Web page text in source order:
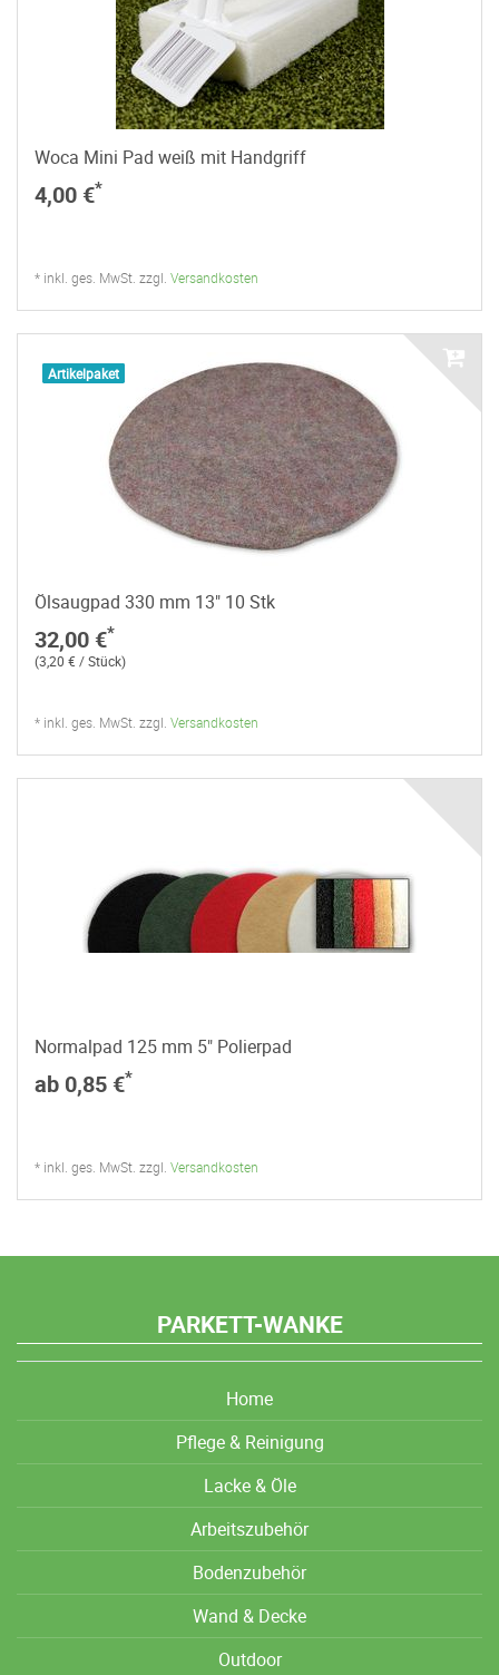
Woca Mini Pad weiß mit Handgriff
4,00 €*
* inkl. ges. MwSt. zzgl. Versandkosten
Artikelpaket
Ölsaugpad 330 mm 13" 10 Stk
32,00 €*
(3,20 € / Stück)
* inkl. ges. MwSt. zzgl. Versandkosten
Normalpad 125 mm 5" Polierpad
ab 0,85 €*
* inkl. ges. MwSt. zzgl. Versandkosten
PARKETT-WANKE
Home
Pflege & Reinigung
Lacke & Öle
Arbeitszubehör
Bodenzubehör
Wand & Decke
Outdoor